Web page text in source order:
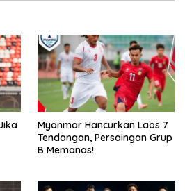
Myanmar Hancurkan Laos 7
Tendangan, Persaingan Grup
B Memanas!